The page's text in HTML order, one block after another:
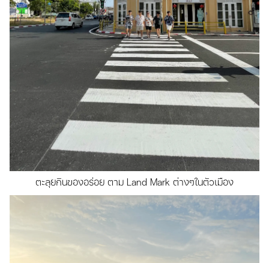
ตะลุยกินของอร่อย ตาม Land Mark ต่างๆในตัวเมือง